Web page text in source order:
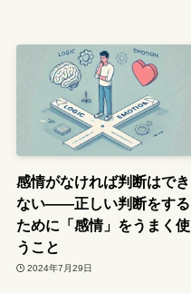
感情がなければ判断はでき
ない――正しい判断をする
ために「感情」をうまく使
うこと
2024年7月29日